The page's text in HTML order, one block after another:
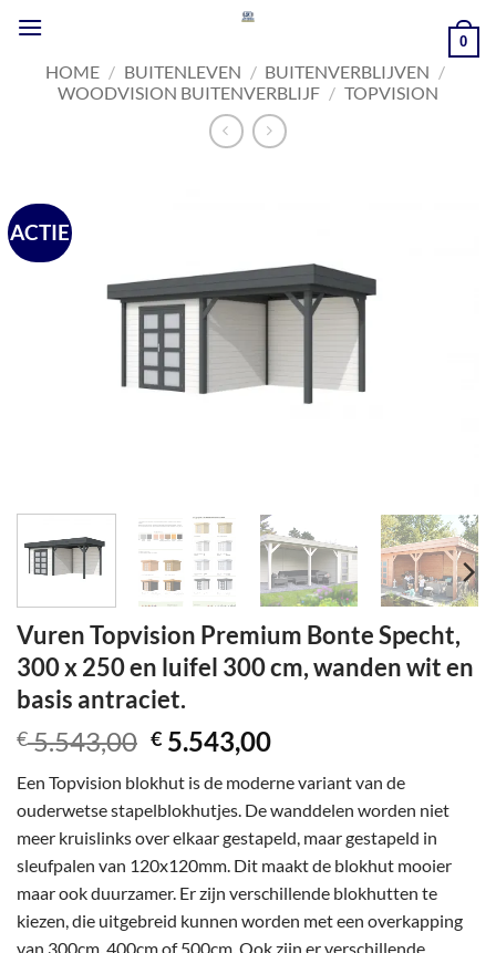
naar
inhoud
0
HOME / BUITENLEVEN / BUITENVERBLIJVEN /
WOODVISION BUITENVERBLIJF / TOPVISION
ACTIE
Vuren Topvision Premium Bonte Specht,
300 x 250 en luifel 300 cm, wanden wit en
basis antraciet.
€5.543,00 Oorspronkelijke
was:
€ 5.543,00.
€ 5.543,00Huidige
is:
€ 5.543,00.
Een Topvision blokhut is de moderne variant van de
ouderwetse stapelblokhutjes. De wanddelen worden niet
meer kruislinks over elkaar gestapeld, maar gestapeld in
sleufpalen van 120x120mm. Dit maakt de blokhut mooier
maar ook duurzamer. Er zijn verschillende blokhutten te
kiezen, die uitgebreid kunnen worden met een overkapping
van 300cm, 400cm of 500cm. Ook zijn er verschillende